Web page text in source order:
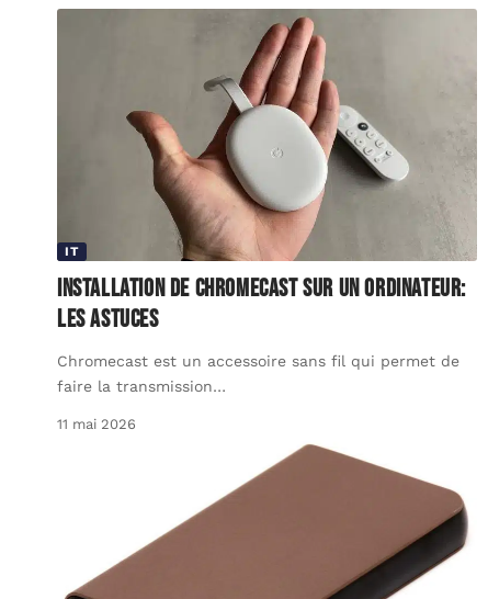
IT
Installation de Chromecast sur un ordinateur:
les astuces
Chromecast est un accessoire sans fil qui permet de
faire la transmission…
11 mai 2026